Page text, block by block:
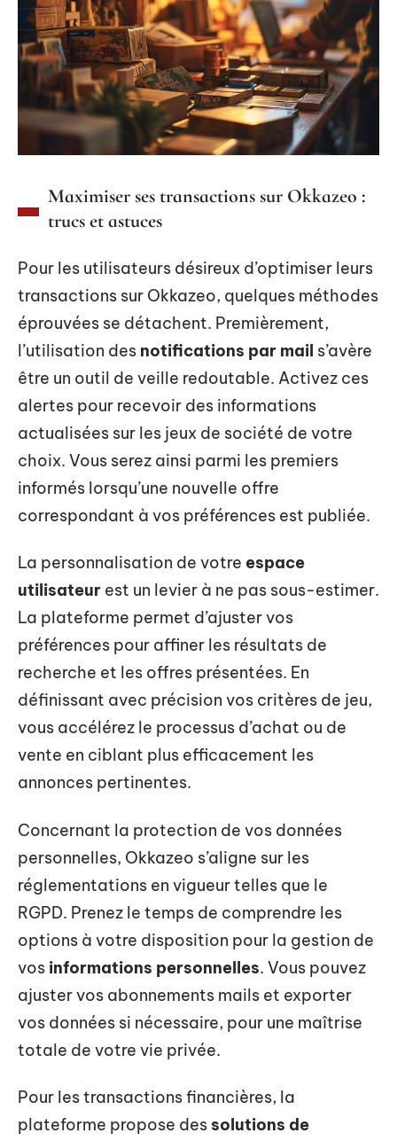
Maximiser ses transactions sur Okkazeo :
trucs et astuces
Pour les utilisateurs désireux d’optimiser leurs
transactions sur Okkazeo, quelques méthodes
éprouvées se détachent. Premièrement,
l’utilisation des notifications par mail s’avère
être un outil de veille redoutable. Activez ces
alertes pour recevoir des informations
actualisées sur les jeux de société de votre
choix. Vous serez ainsi parmi les premiers
informés lorsqu’une nouvelle offre
correspondant à vos préférences est publiée.
La personnalisation de votre espace
utilisateur est un levier à ne pas sous-estimer.
La plateforme permet d’ajuster vos
préférences pour affiner les résultats de
recherche et les offres présentées. En
définissant avec précision vos critères de jeu,
vous accélérez le processus d’achat ou de
vente en ciblant plus efficacement les
annonces pertinentes.
Concernant la protection de vos données
personnelles, Okkazeo s’aligne sur les
réglementations en vigueur telles que le
RGPD. Prenez le temps de comprendre les
options à votre disposition pour la gestion de
vos informations personnelles. Vous pouvez
ajuster vos abonnements mails et exporter
vos données si nécessaire, pour une maîtrise
totale de votre vie privée.
Pour les transactions financières, la
plateforme propose des solutions de